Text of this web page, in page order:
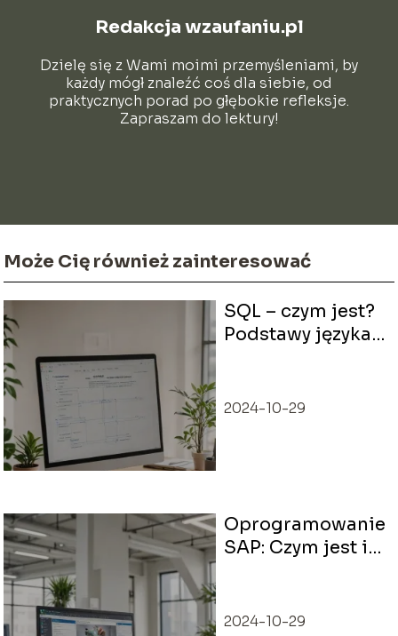
Redakcja wzaufaniu.pl
Dzielę się z Wami moimi przemyśleniami, by
każdy mógł znaleźć coś dla siebie, od
praktycznych porad po głębokie refleksje.
Zapraszam do lektury!
Może Cię również zainteresować
SQL – czym jest?
Podstawy języka
2024-10-29
Oprogramowanie
SAP: Czym jest i
2024-10-29